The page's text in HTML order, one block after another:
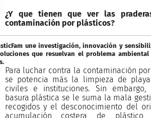
¿Y que tienen que ver las
contaminación por plásticos?
une investigación, innovación y
que resuelvan el problema
Para luchar contra la contaminación
se potencia más la limpieza de
civiles e instituciones. Sin
basura plástica se le suma la mala
recogidos y el desconocimiento del
acumulación costera de plástico,